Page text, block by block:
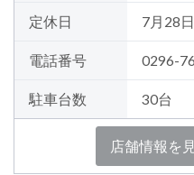
定休日 7月28
電話番号 0296-
駐車台数 30台
店舗情報を